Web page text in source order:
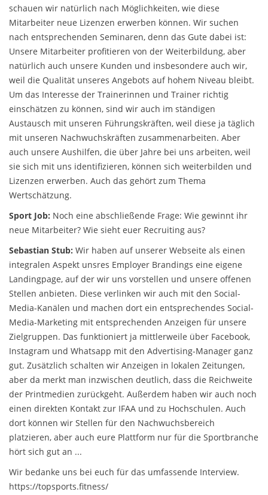
schauen wir natürlich nach Möglichkeiten, wie diese
Mitarbeiter neue Lizenzen erwerben können. Wir suchen
nach entsprechenden Seminaren, denn das Gute dabei ist:
Unsere Mitarbeiter profitieren von der Weiterbildung, aber
natürlich auch unsere Kunden und insbesondere auch wir,
weil die Qualität unseres Angebots auf hohem Niveau bleibt.
Um das Interesse der Trainerinnen und Trainer richtig
einschätzen zu können, sind wir auch im ständigen
Austausch mit unseren Führungskräften, weil diese ja täglich
mit unseren Nachwuchskräften zusammenarbeiten. Aber
auch unsere Aushilfen, die über Jahre bei uns arbeiten, weil
sie sich mit uns identifizieren, können sich weiterbilden und
Lizenzen erwerben. Auch das gehört zum Thema
Wertschätzung.
Sport Job: Noch eine abschließende Frage: Wie gewinnt ihr
neue Mitarbeiter? Wie sieht euer Recruiting aus?
Sebastian Stub: Wir haben auf unserer Webseite als einen
integralen Aspekt unsres Employer Brandings eine eigene
Landingpage, auf der wir uns vorstellen und unsere offenen
Stellen anbieten. Diese verlinken wir auch mit den Social-
Media-Kanälen und machen dort ein entsprechendes Social-
Media-Marketing mit entsprechenden Anzeigen für unsere
Zielgruppen. Das funktioniert ja mittlerweile über Facebook,
Instagram und Whatsapp mit den Advertising-Manager ganz
gut. Zusätzlich schalten wir Anzeigen in lokalen Zeitungen,
aber da merkt man inzwischen deutlich, dass die Reichweite
der Printmedien zurückgeht. Außerdem haben wir auch noch
einen direkten Kontakt zur IFAA und zu Hochschulen. Auch
dort können wir Stellen für den Nachwuchsbereich
platzieren, aber auch eure Plattform nur für die Sportbranche
hört sich gut an ...
Wir bedanke uns bei euch für das umfassende Interview.
https://topsports.fitness/